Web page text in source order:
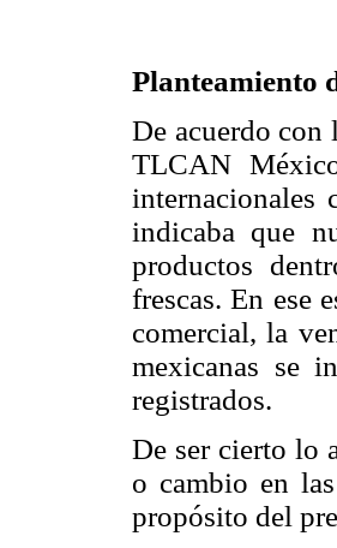
Planteamiento
De acuerdo con
TLCAN
internacionales
indicaba que
productos
frescas. En ese
comercial, la
mexicanas se
registrados.
De ser cierto lo
o cambio en
propósito del